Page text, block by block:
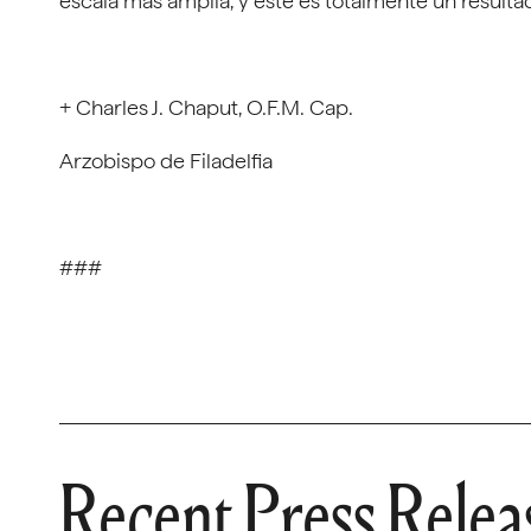
+ Charles J. Chaput, O.F.M. Cap.
Arzobispo de Filadelfia
###